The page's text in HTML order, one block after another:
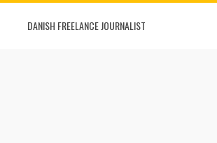
DANISH FREELANCE JOURNALIST